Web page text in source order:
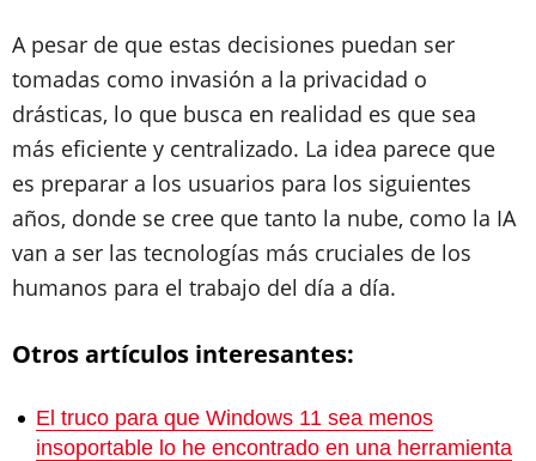
A pesar de que estas decisiones puedan ser
tomadas como invasión a la privacidad o
drásticas, lo que busca en realidad es que sea
más eficiente y centralizado. La idea parece que
es preparar a los usuarios para los siguientes
años, donde se cree que tanto la nube, como la IA
van a ser las tecnologías más cruciales de los
humanos para el trabajo del día a día.
Otros artículos interesantes:
El truco para que Windows 11 sea menos
insoportable lo he encontrado en una herramienta